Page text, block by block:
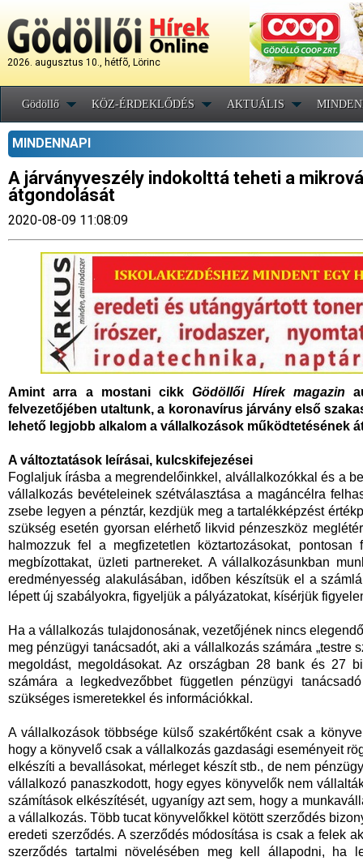
2026. augusztus 10., hétfõ, Lörinc
Gödöllő KÖZ-ÉRDEKLŐDÉS AKTUÁLIS
MINDENNAPI
A járványveszély indokolttá teheti a
átgondolását
2020-08-09 11:08:09
Amint arra a mostani cikkGödöllői Hírek magazin
felvezetőjében utaltunk, a koronavírus járvány első
lehető legjobb alkalom a vállalkozások működtetésének
A változtatások leírásai, kulcskifejezései
Foglaljuk írásba a megrendelőinkkel, alvállalkozókkal és a
vállalkozás bevételeinek szétválasztása a magáncélra
zsebe legyen a pénztár, kezdjük meg a tartalékképzést
szükség esetén gyorsan elérhető likvid pénzeszköz
halmozzuk fel a megfizetetlen köztartozásokat, pontosan
megbízottakat, üzleti partnereket. A vállalkozásunkban
eredményesség alakulásában, időben készítsük el a
lépett új szabályokra, figyeljük a pályázatokat, kísérjük
Ha a vállalkozás tulajdonosának, vezetőjének nincs
meg pénzügyi tanácsadót, aki a vállalkozás számára „testre
megoldást, megoldásokat. Az országban 28 bank és 27
számára a legkedvezőbbet független pénzügyi
szükséges ismeretekkel és információkkal.
A vállalkozások többsége külső szakértőként csak a
hogy a könyvelő csak a vállalkozás gazdasági eseményeit
elkészíti a bevallásokat, mérleget készít stb., de nem
vállalkozó panaszkodott, hogy egyes könyvelők nem
számítások elkészítését, ugyanígy azt sem, hogy a
a vállalkozás. Több tucat könyvelőkkel kötött szerződés
eredeti szerződés. A szerződés módosítása is csak a felek
szerződés tartalmi növelésében meg kell állapodni, ha